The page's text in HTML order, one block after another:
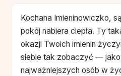
Kochana Imieninowiczko,
pokój nabiera ciepła. Ty
okazji Twoich imienin
siebie tak zobaczyć — jako
najważniejszych osób w